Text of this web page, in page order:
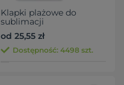
Klapki plażowe do
sublimacji
od 25,55 zł
Dostępność: 4498 szt.